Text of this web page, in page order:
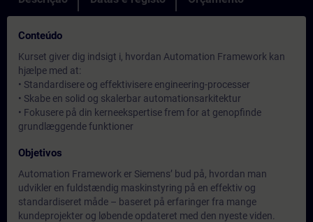
Conteúdo
Kurset giver dig indsigt i, hvordan Automation Framework kan
hjælpe med at:
• Standardisere og effektivisere engineering-processer
• Skabe en solid og skalerbar automationsarkitektur
• Fokusere på din kerneekspertise frem for at genopfinde
grundlæggende funktioner
Objetivos
Automation Framework er Siemens’ bud på, hvordan man
udvikler en fuldstændig maskinstyring på en effektiv og
standardiseret måde – baseret på erfaringer fra mange
kundeprojekter og løbende opdateret med den nyeste viden.